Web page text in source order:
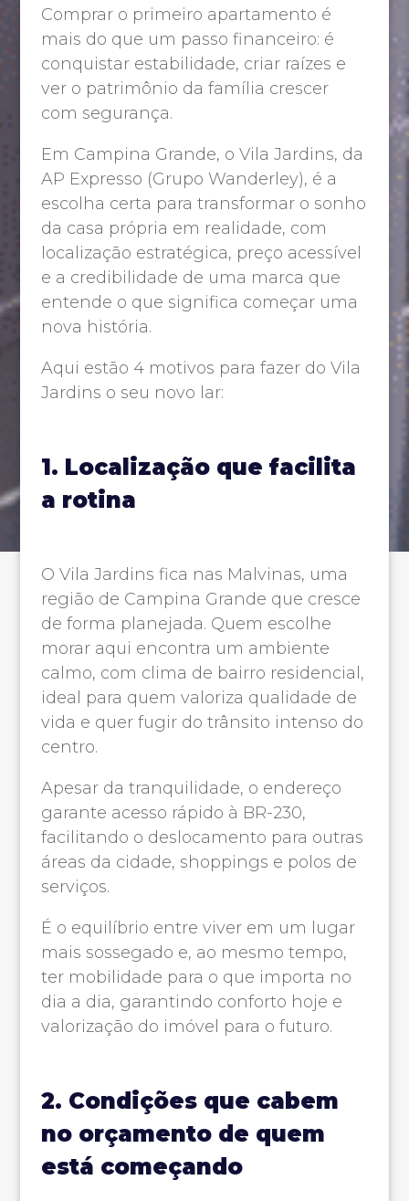
Comprar o primeiro apartamento é
mais do que um passo financeiro: é
conquistar estabilidade, criar raízes e
ver o patrimônio da família crescer
com segurança.
Em Campina Grande, o Vila Jardins, da
AP Expresso (Grupo Wanderley), é a
escolha certa para transformar o sonho
da casa própria em realidade, com
localização estratégica, preço acessível
e a credibilidade de uma marca que
entende o que significa começar uma
nova história.
Aqui estão 4 motivos para fazer do Vila
Jardins o seu novo lar:
1. Localização que facilita
a rotina
O Vila Jardins fica nas Malvinas, uma
região de Campina Grande que cresce
de forma planejada. Quem escolhe
morar aqui encontra um ambiente
calmo, com clima de bairro residencial,
ideal para quem valoriza qualidade de
vida e quer fugir do trânsito intenso do
centro.
Apesar da tranquilidade, o endereço
garante acesso rápido à BR-230,
facilitando o deslocamento para outras
áreas da cidade, shoppings e polos de
serviços.
É o equilíbrio entre viver em um lugar
mais sossegado e, ao mesmo tempo,
ter mobilidade para o que importa no
dia a dia, garantindo conforto hoje e
valorização do imóvel para o futuro.
2. Condições que cabem
no orçamento de quem
está começando